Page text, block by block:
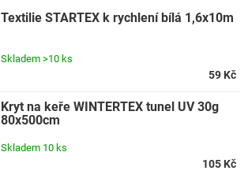
Textilie STARTEX k rychlení bílá 1,6x10m
Skladem >10 ks
59 Kč
Kryt na keře WINTERTEX tunel UV 30g
80x500cm
Skladem 10 ks
105 Kč